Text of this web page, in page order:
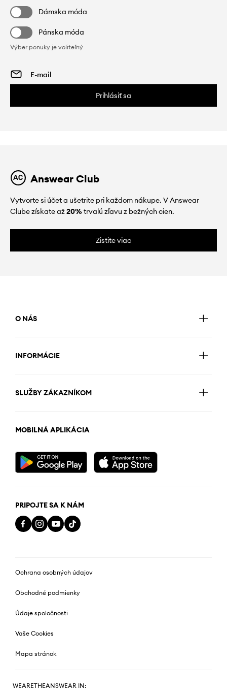
Dámska móda
Pánska móda
Výber ponuky je voliteľný
Prihlásiť sa
Answear Club
Vytvorte si účet a ušetrite pri každom nákupe. V Answear
Clube získate až20%trvalú zľavu z bežných cien.
Zistite viac
O NÁS
INFORMÁCIE
SLUŽBY ZÁKAZNÍKOM
MOBILNÁ APLIKÁCIA
PRIPOJTE SA K NÁM
Ochrana osobných údajov
Obchodné podmienky
Údaje spoločnosti
Vaše Cookies
Mapa stránok
WEARETHEANSWEAR IN: